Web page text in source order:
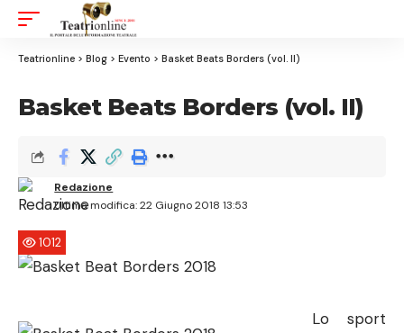
Teatrionline > Blog > Evento > Basket Beats Borders (vol. II)
Basket Beats Borders (vol. II)
Ultima modifica: 22 Giugno 2018 13:53
Redazione
1012
Lo sport